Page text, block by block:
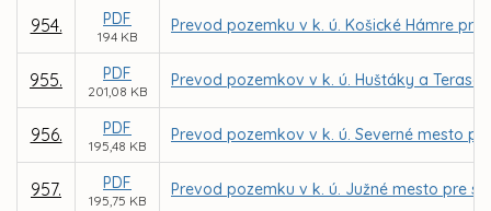
954. PDF
194 KB
Prevod pozemku v k. ú. Košické Hámre
955. PDF
201,08 KB
Prevod pozemkov v k. ú. Huštáky a
956. PDF
195,48 KB
Prevod pozemkov v k. ú. Severné mesto
957. PDF
195,75 KB
Prevod pozemku v k. ú. Južné mesto pre